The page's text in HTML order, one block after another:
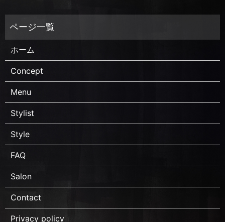
ホーム
Concept
Menu
Stylist
Style
FAQ
Salon
Contact
Privacy policy